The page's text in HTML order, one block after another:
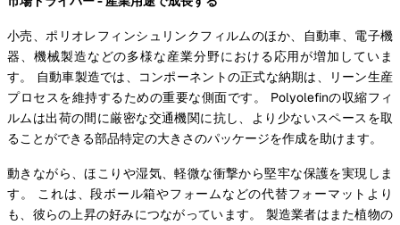
小売、ポリオレフィンシュリンクフィルムのほか、自動車、電子機
器、機械製造などの多様な産業分野における応用が増加していま
す。 自動車製造では、コンポーネントの正式な納期は、リーン生産
プロセスを維持するための重要な側面です。 Polyolefinの収縮フィ
ルムは出荷の間に厳密な交通機関に抗し、より少ないスペースを取
ることができる部品特定の大きさのパッケージを作成を助けます。
動きながら、ほこりや湿気、軽微な衝撃から堅牢な保護を実現しま
す。 これは、段ボール箱やフォームなどの代替フォーマットより
も、彼らの上昇の好みにつながっています。 製造業者はまた植物の